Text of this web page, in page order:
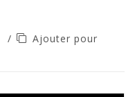
/
Ajouter pour